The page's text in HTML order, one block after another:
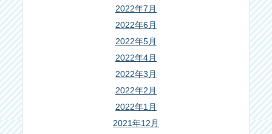
2022年7月
2022年6月
2022年5月
2022年4月
2022年3月
2022年2月
2022年1月
2021年12月